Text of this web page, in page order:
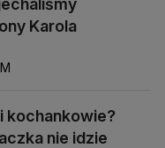
Karola
kochankowie?
nie idzie